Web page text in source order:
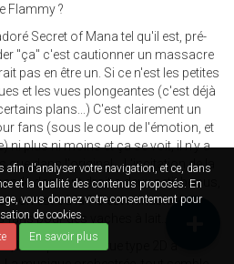
afin d'analyser votre navigation, et ce, dans
et la qualité des contenus proposés. En
vous donnez votre consentement pour
de cookies.
En savoir plus
Flammy ?
Secret of Mana tel qu'il est, pré-
"ça" c'est cautionner un massacre
pas en être un. Si ce n'est les petites
et les vues plongeantes (c'est déjà
plans...) C'est clairement un
fans (sous le coup de l'émotion, et
ni plus ni moins et ça se voit, il n'y a
que dans l'original... L'incitation de la
donnant droit a deux petit bonus,
on est où là ? C'est minable de
fans pour des vaches à lait...
le respect de la vue type 2D à